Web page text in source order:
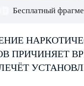
Бесплатный
ПРИЧИНЯЕТ